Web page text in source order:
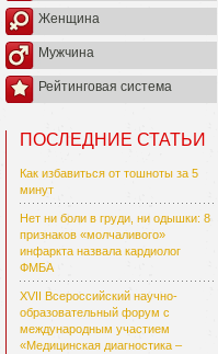
Женщина
Мужчина
Рейтинговая система
ПОСЛЕДНИЕ СТАТЬИ
Как избавиться от тошноты за 5
минут
Нет ни боли в груди, ни одышки: 8
признаков «молчаливого»
инфаркта назвала кардиолог
ФМБА
XVII Всероссийский научно-
образовательный форум с
международным участием
«Медицинская диагностика –